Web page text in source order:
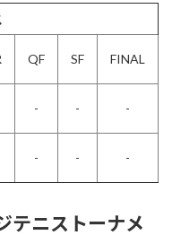
QF SF FINAL
- - -
- - -
テニストーナメ